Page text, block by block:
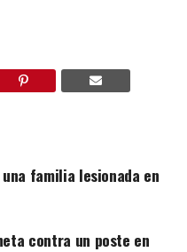
familia lesionada en
contra un poste en